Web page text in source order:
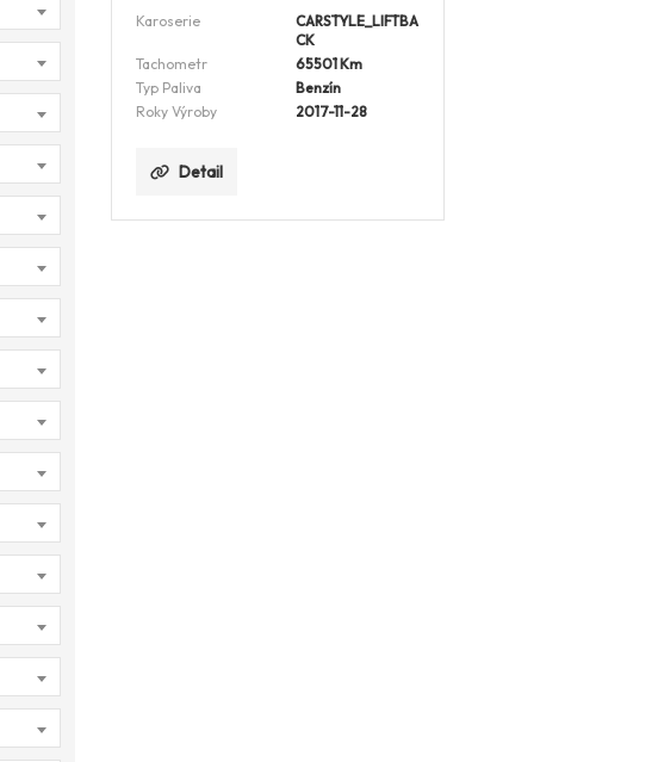
Karoserie
CARSTYLE_LIFTBA
CK
Tachometr
65501 Km
Typ Paliva
Benzín
Roky Výroby
2017-11-28
Detail